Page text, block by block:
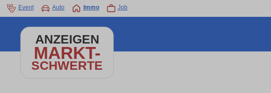
Event Auto Immo Job
ANZEIGEN
MARKT-
SCHWERTE